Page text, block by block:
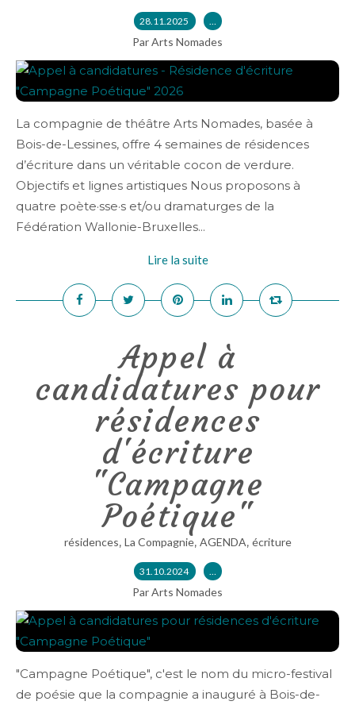
28.11.2025 …
Par Arts Nomades
La compagnie de théâtre Arts Nomades, basée à
Bois-de-Lessines, offre 4 semaines de résidences
d’écriture dans un véritable cocon de verdure.
Objectifs et lignes artistiques Nous proposons à
quatre poète·sse·s et/ou dramaturges de la
Fédération Wallonie-Bruxelles...
Lire la suite
Appel à
candidatures pour
résidences
d'écriture
"Campagne
Poétique"
résidences, La Compagnie, AGENDA, écriture
31.10.2024 …
Par Arts Nomades
"Campagne Poétique", c'est le nom du micro-festival
de poésie que la compagnie a inauguré à Bois-de-